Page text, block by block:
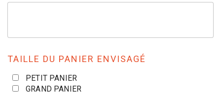
TAILLE DU PANIER ENVISAGÉ
PETIT PANIER
GRAND PANIER